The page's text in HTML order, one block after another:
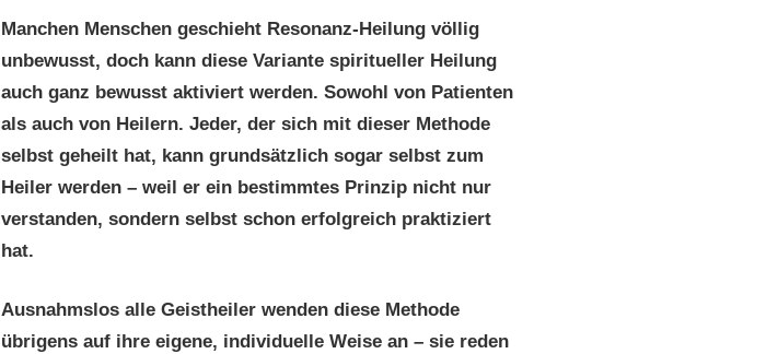
Manchen Menschen geschieht Resonanz-Heilung völlig
unbewusst, doch kann diese Variante spiritueller Heilung
auch ganz bewusst aktiviert werden. Sowohl von Patienten
als auch von Heilern. Jeder, der sich mit dieser Methode
selbst geheilt hat, kann grundsätzlich sogar selbst zum
Heiler werden – weil er ein bestimmtes Prinzip nicht nur
verstanden, sondern selbst schon erfolgreich praktiziert
hat.
Ausnahmslos alle Geistheiler wenden diese Methode
übrigens auf ihre eigene, individuelle Weise an – sie reden